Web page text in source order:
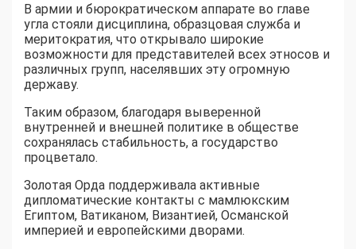
В армии и бюрократическом аппарате во главе
угла стояли дисциплина, образцовая служба и
меритократия, что открывало широкие
возможности для представителей всех этносов и
различных групп, населявших эту огромную
державу.
Таким образом, благодаря выверенной
внутренней и внешней политике в обществе
сохранялась стабильность, а государство
процветало.
Золотая Орда поддерживала активные
дипломатические контакты с мамлюкским
Египтом, Ватиканом, Византией, Османской
империей и европейскими дворами.